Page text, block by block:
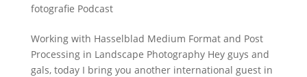
fotografie Podcast
Working with Hasselblad Medium Format and Post
Processing in Landscape Photography Hey guys and
gals, today I bring you another international guest in